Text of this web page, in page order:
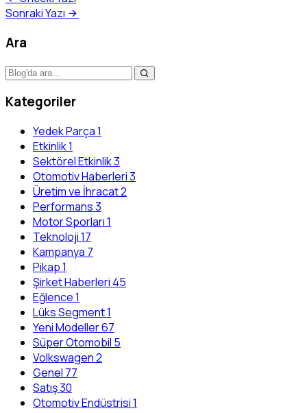
Sonraki Yazı
Ara
Kategoriler
Yedek Parça1
Etkinlik1
Sektörel Etkinlik3
Otomotiv Haberleri3
Üretim ve İhracat2
Performans3
Motor Sporları1
Teknoloji17
Kampanya 7
Pikap1
Şirket Haberleri 45
Eğlence1
Lüks Segment1
Yeni Modeller67
Süper Otomobil 5
Volkswagen2
Genel 77
Satış30
Otomotiv Endüstrisi1